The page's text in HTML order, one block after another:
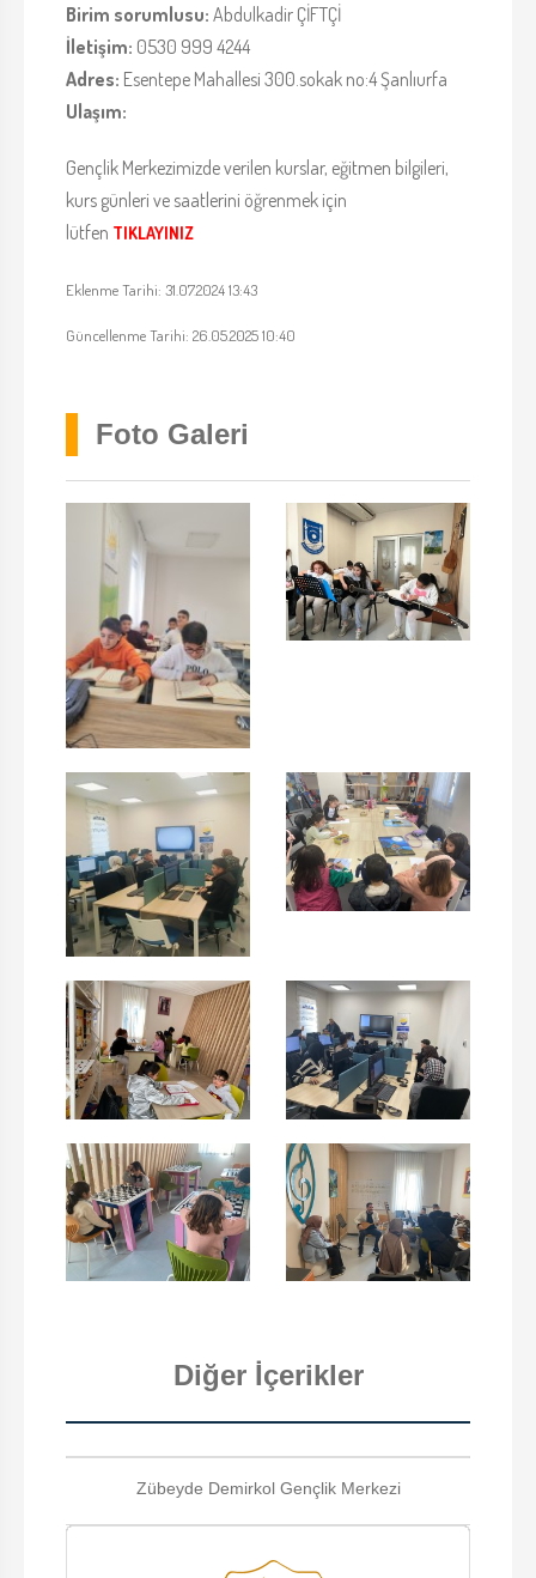
Birim sorumlusu: Abdulkadir ÇİFTÇİ
İletişim: 0530 999 4244
Adres: Esentepe Mahallesi 300.sokak no:4 Şanlıurfa
Ulaşım:
Gençlik Merkezimizde verilen kurslar, eğitmen bilgileri,
kurs günleri ve saatlerini öğrenmek için
lütfen TIKLAYINIZ
Eklenme Tarihi: 31.07.2024 13:43
Güncellenme Tarihi: 26.05.2025 10:40
Foto Galeri
Diğer İçerikler
Zübeyde Demirkol Gençlik Merkezi